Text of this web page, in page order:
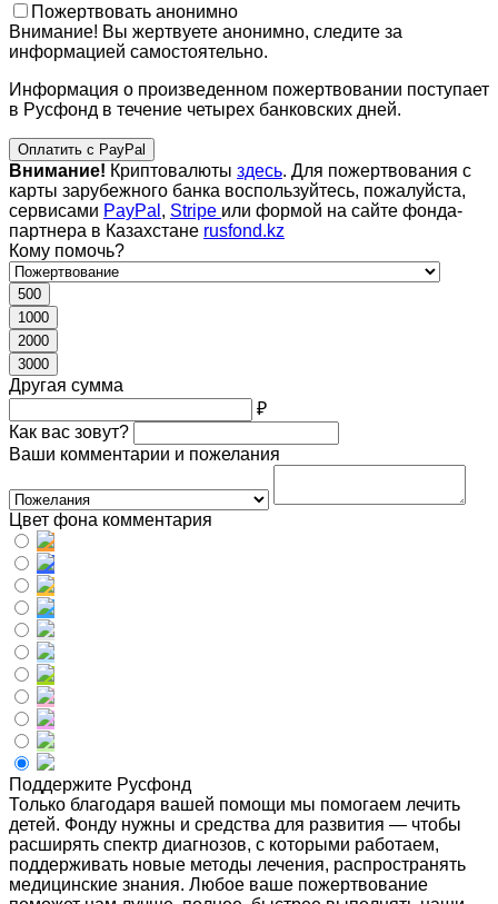
Пожертвовать анонимно
Внимание! Вы жертвуете анонимно, следите за
информацией самостоятельно.
Информация о произведенном пожертвовании поступает
в Русфонд в течение четырех банковских дней.
Оплатить с PayPal
Внимание! Криптовалюты здесь. Для пожертвования с
карты зарубежного банка воспользуйтесь, пожалуйста,
сервисами PayPal , Stripe или формой на сайте фонда-
партнера в Казахстане rusfond.kz
Кому помочь?
500
1000
2000
3000
Другая сумма
₽
Как вас зовут?
Ваши комментарии и пожелания
Цвет фона комментария
Поддержите Русфонд
Только благодаря вашей помощи мы помогаем лечить
детей. Фонду нужны и средства для развития — чтобы
расширять спектр диагнозов, с которыми работаем,
поддерживать новые методы лечения, распространять
медицинские знания. Любое ваше пожертвование